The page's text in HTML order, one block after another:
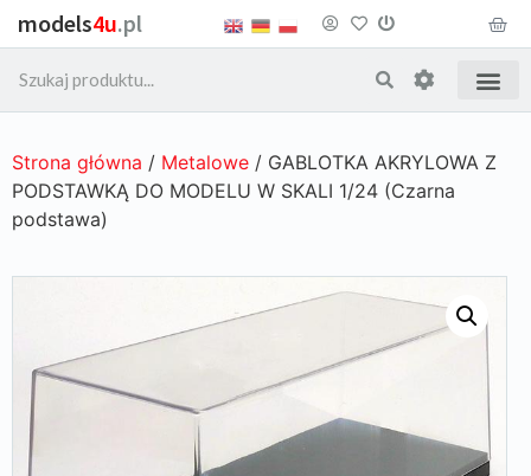
models4u.pl
Strona główna / Metalowe / GABLOTKA AKRYLOWA Z
PODSTAWKĄ DO MODELU W SKALI 1/24 (Czarna
podstawa)